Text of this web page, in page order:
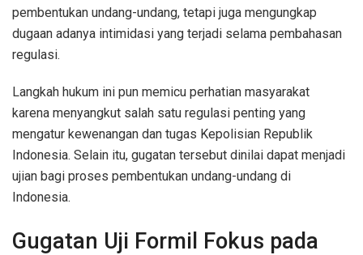
pembentukan undang-undang, tetapi juga mengungkap
dugaan adanya intimidasi yang terjadi selama pembahasan
regulasi.
Langkah hukum ini pun memicu perhatian masyarakat
karena menyangkut salah satu regulasi penting yang
mengatur kewenangan dan tugas Kepolisian Republik
Indonesia. Selain itu, gugatan tersebut dinilai dapat menjadi
ujian bagi proses pembentukan undang-undang di
Indonesia.
Gugatan Uji Formil Fokus pada